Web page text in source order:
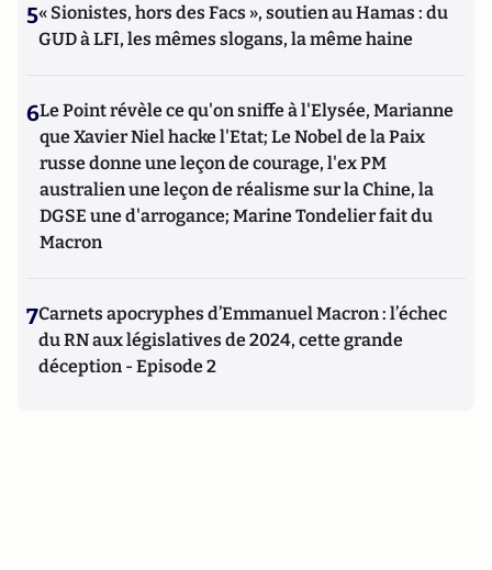
5« Sionistes, hors des Facs », soutien au Hamas : du
GUD à LFI, les mêmes slogans, la même haine
6Le Point révèle ce qu'on sniffe à l'Elysée, Marianne
que Xavier Niel hacke l'Etat; Le Nobel de la Paix
russe donne une leçon de courage, l'ex PM
australien une leçon de réalisme sur la Chine, la
DGSE une d'arrogance; Marine Tondelier fait du
Macron
7Carnets apocryphes d’Emmanuel Macron : l’échec
du RN aux législatives de 2024, cette grande
déception - Episode 2